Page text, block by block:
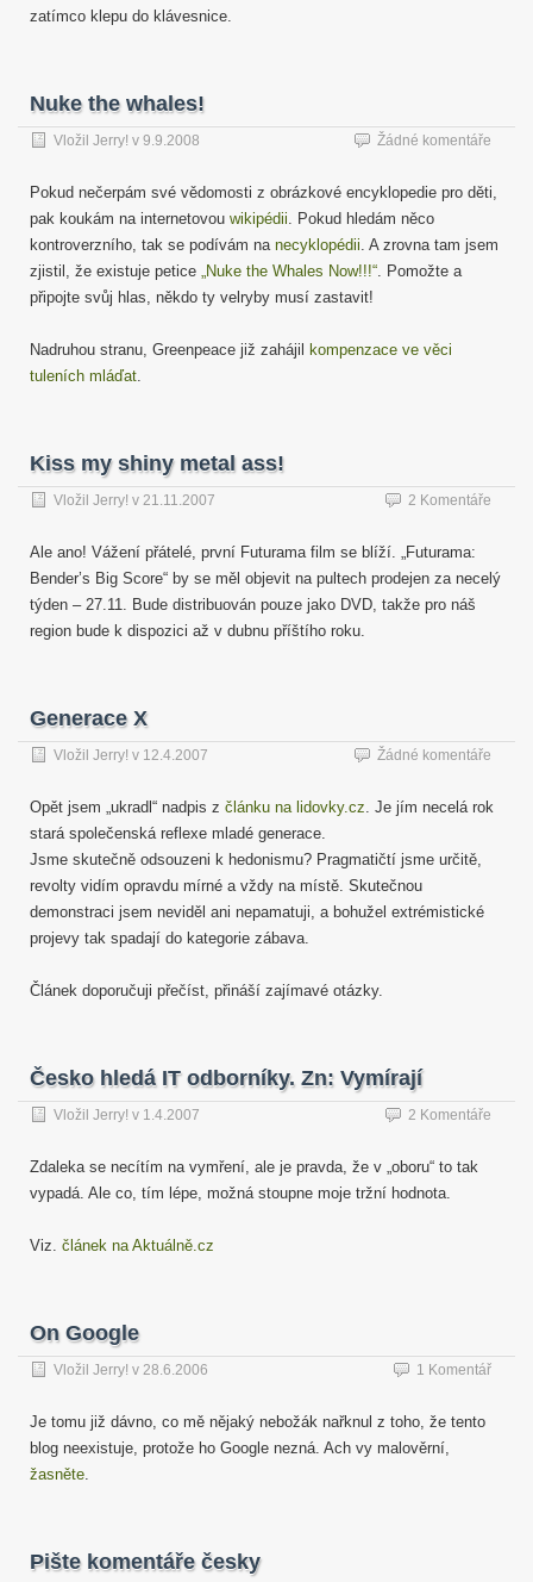
zatímco klepu do klávesnice.
Nuke the whales!
Vložil Jerry! v 9.9.2008 Žádné komentáře
Pokud nečerpám své vědomosti z obrázkové encyklopedie pro děti,
pak koukám na internetovou wikipédii. Pokud hledám něco
kontroverzního, tak se podívám na necyklopédii. A zrovna tam jsem
zjistil, že existuje petice „Nuke the Whales Now!!!“. Pomožte a
připojte svůj hlas, někdo ty velryby musí zastavit!
Nadruhou stranu, Greenpeace již zahájil
kompenzace ve věci
tuleních mláďat.
Kiss my shiny metal ass!
Vložil Jerry! v 21.11.2007 2 Komentáře
Ale ano! Vážení přátelé, první Futurama film se blíží. „Futurama:
Bender’s Big Score“ by se měl objevit na pultech prodejen za necelý
týden – 27.11. Bude distribuován pouze jako DVD, takže pro náš
region bude k dispozici až v dubnu příštího roku.
Generace X
Vložil Jerry! v 12.4.2007 Žádné komentáře
Opět jsem „ukradl“ nadpis z článku na lidovky.cz. Je jím necelá rok
stará společenská reflexe mladé generace.
Jsme skutečně odsouzeni k hedonismu? Pragmatičtí jsme určitě,
revolty vidím opravdu mírné a vždy na místě. Skutečnou
demonstraci jsem neviděl ani nepamatuji, a bohužel extrémistické
projevy tak spadají do kategorie zábava.
Článek doporučuji přečíst, přináší zajímavé otázky.
Česko hledá IT odborníky. Zn: Vymírají
Vložil Jerry! v 1.4.2007 2 Komentáře
Zdaleka se necítím na vymření, ale je pravda, že v „oboru“ to tak
vypadá. Ale co, tím lépe, možná stoupne moje tržní hodnota.
Viz. článek na Aktuálně.cz
On Google
Vložil Jerry! v 28.6.2006 1 Komentář
Je tomu již dávno, co mě nějaký nebožák nařknul z toho, že tento
blog neexistuje, protože ho Google nezná. Ach vy malověrní,
žasněte.
Pište komentáře česky